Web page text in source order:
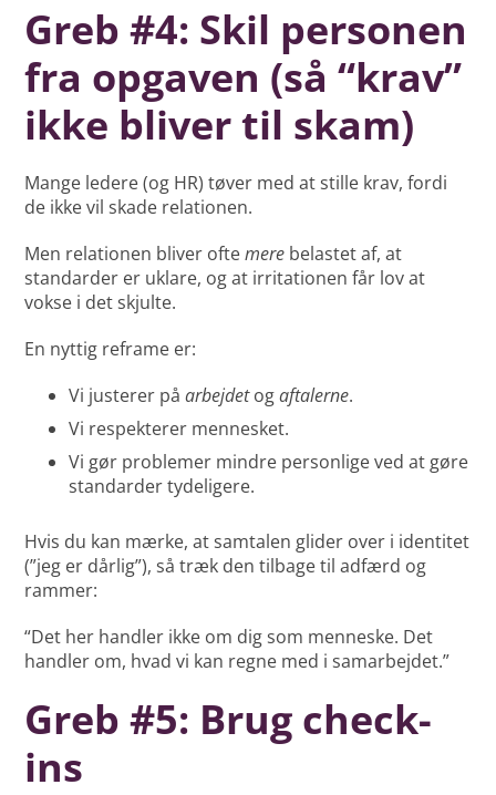
Greb #4: Skil personen
fra opgaven (så “krav”
ikke bliver til skam)
Mange ledere (og HR) tøver med at stille krav, fordi
de ikke vil skade relationen.
Men relationen bliver oftemere belastet af, at
standarder er uklare, og at irritationen får lov at
vokse i det skjulte.
En nyttig reframe er:
Vi justerer påarbejdetogaftalerne.
Vi respekterer mennesket.
Vi gør problemer mindre personlige ved at gøre
standarder tydeligere.
Hvis du kan mærke, at samtalen glider over i identitet
(”jeg er dårlig”), så træk den tilbage til adfærd og
rammer:
“Det her handler ikke om dig som menneske. Det
handler om, hvad vi kan regne med i samarbejdet.”
Greb #5: Brug check-
ins